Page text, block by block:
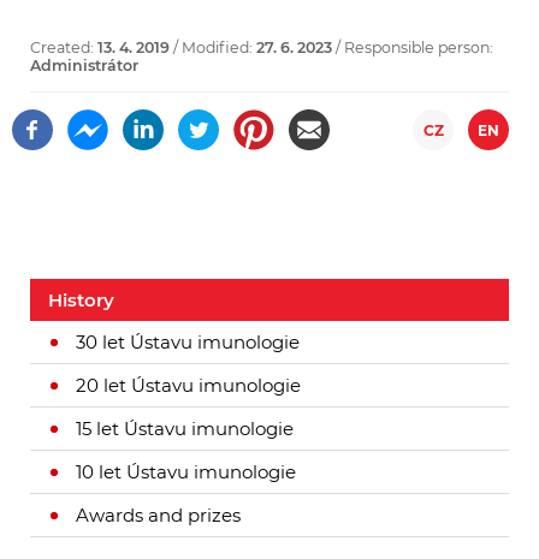
History
30 let Ústavu imunologie
20 let Ústavu imunologie
15 let Ústavu imunologie
10 let Ústavu imunologie
Awards and prizes
Created: 13. 4. 2019 / Modified: 27. 6. 2023 / Responsible person:
Administrátor
CZ EN